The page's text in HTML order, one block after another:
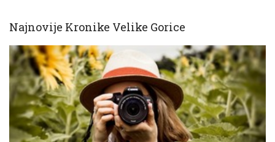
Najnovije Kronike Velike Gorice